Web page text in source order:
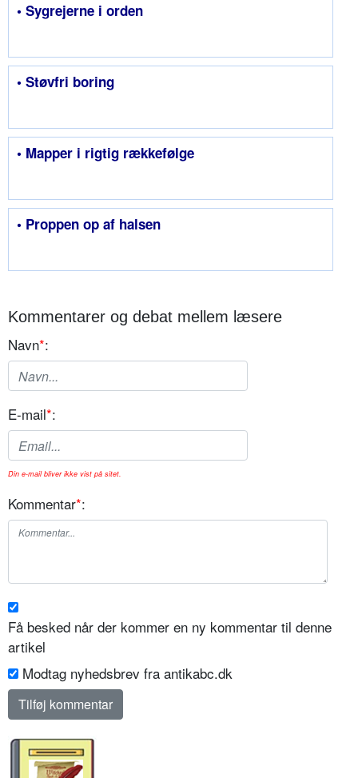
• Sygrejerne i orden
• Støvfri boring
• Mapper i rigtig rækkefølge
• Proppen op af halsen
Kommentarer og debat mellem læsere
Navn*:
E-mail*:
Din e-mail bliver ikke vist på sitet.
Kommentar*:
Få besked når der kommer en ny kommentar til denne
artikel
Modtag nyhedsbrev fra antikabc.dk